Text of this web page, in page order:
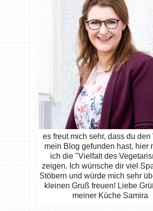
es freut mich sehr, dass du den
mein Blog gefunden hast, hier
ich die "Vielfalt des
zeigen. Ich wünsche dir viel
Stöbern und würde mich sehr
kleinen Gruß freuen! Liebe
meiner Küche Samira